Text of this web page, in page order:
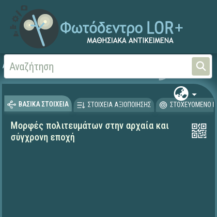
Αρχική Γλώσσα και Λογοτεχνία
ΒΑΣΙΚΑ ΣΤΟΙΧΕΙΑ ΣΤΟΙΧΕΙΑ ΑΞΙΟΠΟΙΗΣΗΣ ΣΤΟΧΕΥΟΜΕΝΟ
Μορφές πολιτευμάτων στην αρχαία και
σύγχρονη εποχή